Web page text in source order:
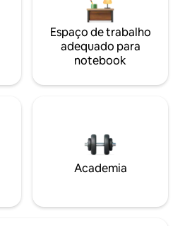
Espaço de trabalho
adequado para
notebook
Academia